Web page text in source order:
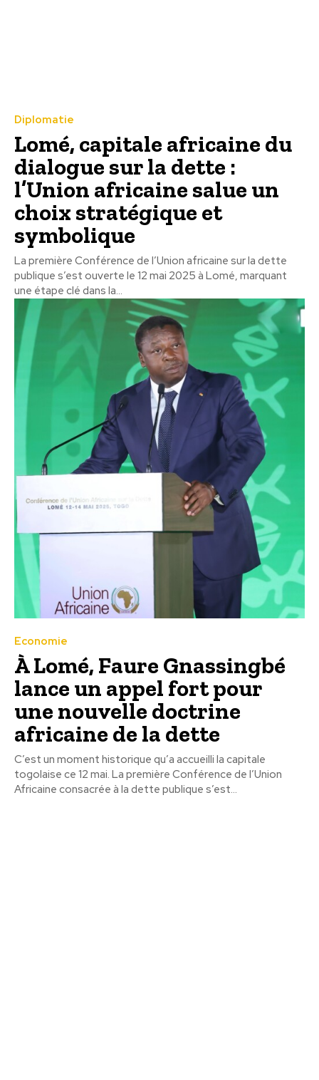
Diplomatie
Lomé, capitale africaine du
dialogue sur la dette :
l’Union africaine salue un
choix stratégique et
symbolique
La première Conférence de l’Union africaine sur la dette
publique s’est ouverte le 12 mai 2025 à Lomé, marquant
une étape clé dans la...
Economie
À Lomé, Faure Gnassingbé
lance un appel fort pour
une nouvelle doctrine
africaine de la dette
C’est un moment historique qu’a accueilli la capitale
togolaise ce 12 mai. La première Conférence de l’Union
Africaine consacrée à la dette publique s’est...